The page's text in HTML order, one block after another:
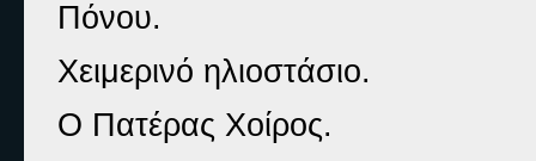
Πόνου.
Χειμερινό ηλιοστάσιο.
Ο Πατέρας Χοίρος.